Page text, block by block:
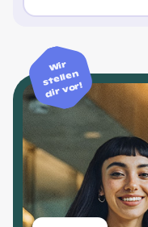
Wir
stellen
dir vor!